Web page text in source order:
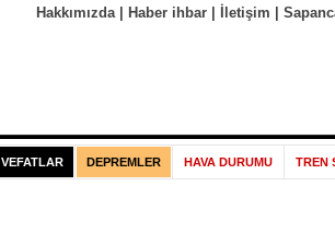
Hakkımızda| Haber ihbar| İletişim
VEFATLAR DEPREMLER HAVA DURUMU TREN